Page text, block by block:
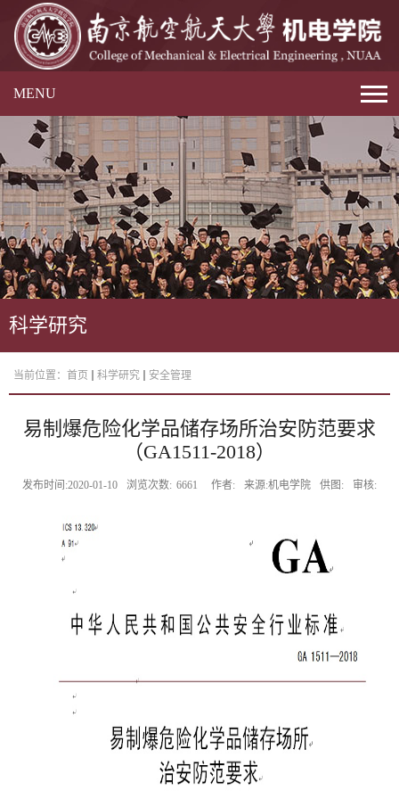
MENU
科学研究
当前位置： 首页 科学研究 安全管理
易制爆危险化学品储存场所治安防范要求
（GA1511-2018）
发布时间:2020-01-10 浏览次数: 6661 作者: 来源:机电学院 供图: 审核: